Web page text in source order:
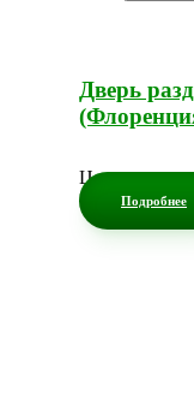
Дверь
Цена по
Подробнее